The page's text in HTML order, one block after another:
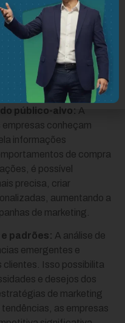
Ao analisar os dados,
de marketing
em vez de palpites
tomar decisões erradas
marketing.
público-alvo: A
empresas conheçam
informações
de compra
é possível
precisa, criar
aumentando a
de marketing.
padrões: A análise de
emergentes e
Isso possibilita
e desejos dos
de marketing
as empresas